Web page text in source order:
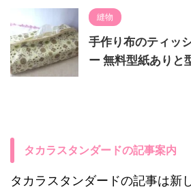
縫物
手作り布のティッ
ー 無料型紙ありと
タカラスタンダードの記事案内
タカラスタンダードの記事は